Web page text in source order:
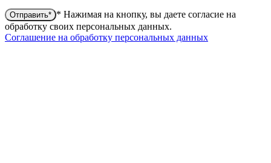
Отправить* * Нажимая на кнопку, вы даете согласие на
обработку своих персональных данных.
Соглашение на обработку персональных данных